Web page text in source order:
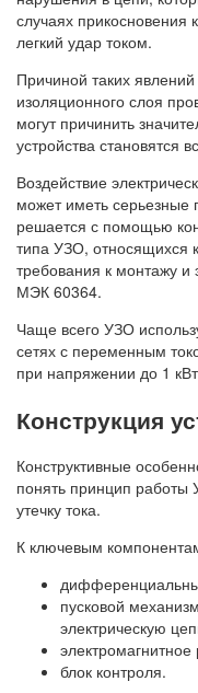
случаях прикосновения
легкий удар током.
Причиной таких
изоляционного слоя
могут причинить
устройства становятся
Воздействие
может иметь серьезные
решается с помощью
типа УЗО, относящихся
требования к монтажу и
МЭК 60364.
Чаще всего УЗО
сетях с переменным
при напряжении до 1
Конструкция
Конструктивные
понять принцип работы
утечку тока.
К ключевым
пусковой
электрическую
электромагнитное
блок контроля.